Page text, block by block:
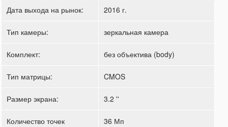
Дата выхода на рынок: 2016 г.
Тип камеры: зеркальная камера
Комплект: без объектива (body)
Тип матрицы: CMOS
Размер экрана: 3.2 ''
Количество точек
36 Мп